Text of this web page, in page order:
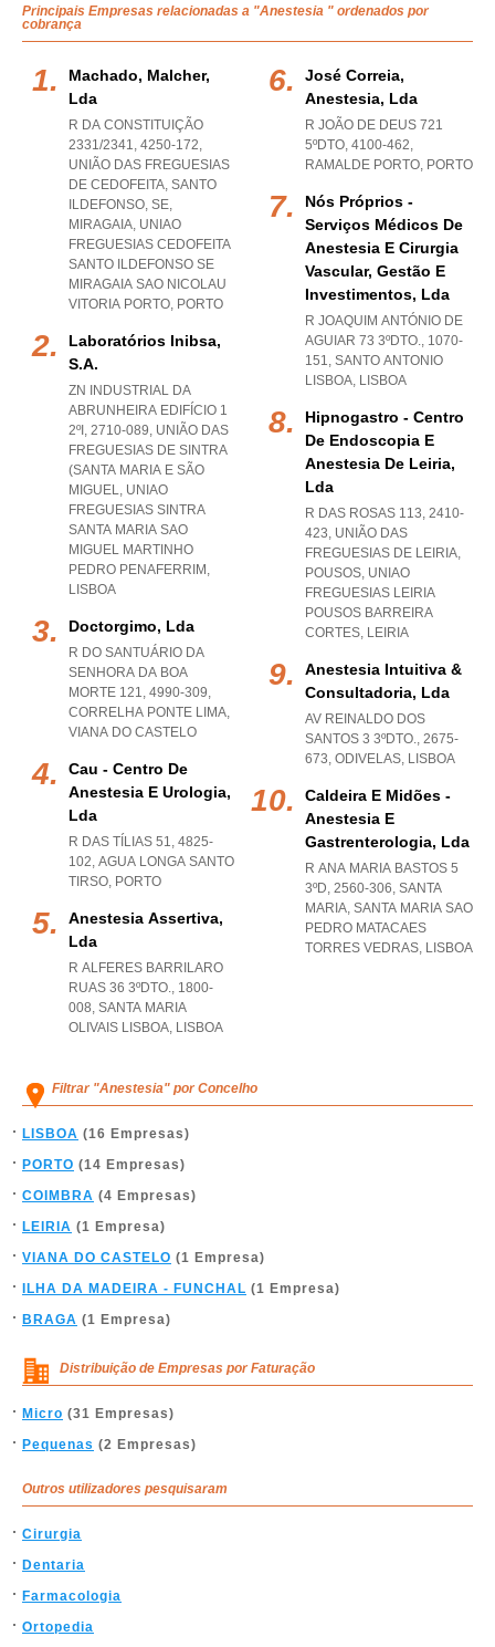
Principais Empresas relacionadas a "Anestesia " ordenados por
cobrança
Machado, Malcher,
Lda
R DA CONSTITUIÇÃO
2331/2341, 4250-172,
UNIÃO DAS FREGUESIAS
DE CEDOFEITA, SANTO
ILDEFONSO, SE,
MIRAGAIA, UNIAO
FREGUESIAS CEDOFEITA
SANTO ILDEFONSO SE
MIRAGAIA SAO NICOLAU
VITORIA PORTO, PORTO
Laboratórios Inibsa,
S.a.
ZN INDUSTRIAL DA
ABRUNHEIRA EDIFÍCIO 1
2ºI, 2710-089, UNIÃO DAS
FREGUESIAS DE SINTRA
(SANTA MARIA E SÃO
MIGUEL, UNIAO
FREGUESIAS SINTRA
SANTA MARIA SAO
MIGUEL MARTINHO
PEDRO PENAFERRIM ,
LISBOA
Doctorgimo, Lda
R DO SANTUÁRIO DA
SENHORA DA BOA
MORTE 121, 4990-309,
CORRELHA PONTE LIMA,
VIANA DO CASTELO
Cau - Centro De
Anestesia E Urologia,
Lda
R DAS TÍLIAS 51, 4825-
102, AGUA LONGA SANTO
TIRSO, PORTO
Anestesia Assertiva,
Lda
R ALFERES BARRILARO
RUAS 36 3ºDTO., 1800-
008, SANTA MARIA
OLIVAIS LISBOA, LISBOA
José Correia,
Anestesia, Lda
R JOÃO DE DEUS 721
5ºDTO, 4100-462,
RAMALDE PORTO, PORTO
Nós Próprios -
Serviços Médicos De
Anestesia E Cirurgia
Vascular, Gestão E
Investimentos, Lda
R JOAQUIM ANTÓNIO DE
AGUIAR 73 3ºDTO., 1070-
151, SANTO ANTONIO
LISBOA, LISBOA
Hipnogastro - Centro
De Endoscopia E
Anestesia De Leiria,
Lda
R DAS ROSAS 113, 2410-
423, UNIÃO DAS
FREGUESIAS DE LEIRIA,
POUSOS, UNIAO
FREGUESIAS LEIRIA
POUSOS BARREIRA
CORTES, LEIRIA
Anestesia Intuitiva &
Consultadoria, Lda
AV REINALDO DOS
SANTOS 3 3ºDTO., 2675-
673, ODIVELAS, LISBOA
Caldeira E Midões -
Anestesia E
Gastrenterologia, Lda
R ANA MARIA BASTOS 5
3ºD, 2560-306, SANTA
MARIA, SANTA MARIA SAO
PEDRO MATACAES
TORRES VEDRAS, LISBOA
Filtrar "Anestesia" por Concelho
LISBOA (16 Empresas)
PORTO (14 Empresas)
COIMBRA (4 Empresas)
LEIRIA (1 Empresa)
VIANA DO CASTELO (1 Empresa)
ILHA DA MADEIRA - FUNCHAL (1 Empresa)
BRAGA (1 Empresa)
Distribuição de Empresas por Faturação
Micro (31 Empresas)
Pequenas (2 Empresas)
Outros utilizadores pesquisaram
Cirurgia
Dentaria
Farmacologia
Ortopedia